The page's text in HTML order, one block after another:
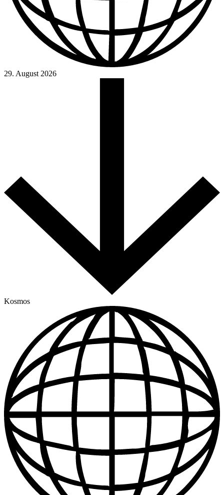
29. August 2026
Kosmos